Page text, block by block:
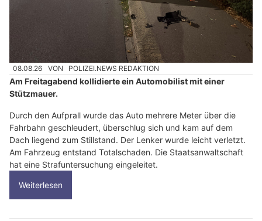
08.08.26 VON POLIZEI.NEWS REDAKTION
Am Freitagabend kollidierte ein Automobilist mit einer
Stützmauer.
Durch den Aufprall wurde das Auto mehrere Meter über die
Fahrbahn geschleudert, überschlug sich und kam auf dem
Dach liegend zum Stillstand. Der Lenker wurde leicht verletzt.
Am Fahrzeug entstand Totalschaden. Die Staatsanwaltschaft
hat eine Strafuntersuchung eingeleitet.
Weiterlesen